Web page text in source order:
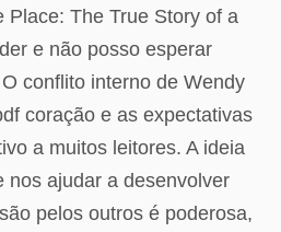
Place: The True Story of a
e não posso esperar
conflito interno de Wendy
coração e as expectativas
a muitos leitores. A ideia
nos ajudar a desenvolver
pelos outros é poderosa,